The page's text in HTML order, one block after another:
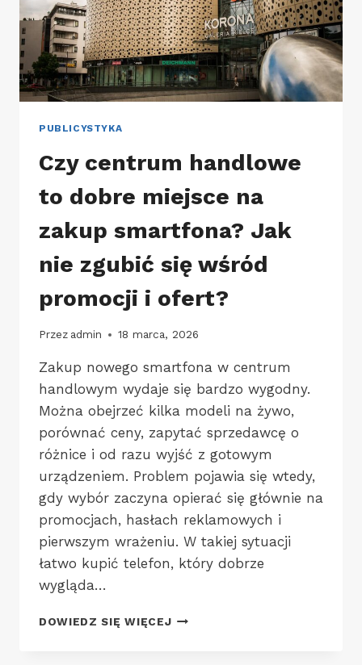
PUBLICYSTYKA
Czy centrum handlowe
to dobre miejsce na
zakup smartfona? Jak
nie zgubić się wśród
promocji i ofert?
Przez admin 18 marca, 2026
Zakup nowego smartfona w centrum
handlowym wydaje się bardzo wygodny.
Można obejrzeć kilka modeli na żywo,
porównać ceny, zapytać sprzedawcę o
różnice i od razu wyjść z gotowym
urządzeniem. Problem pojawia się wtedy,
gdy wybór zaczyna opierać się głównie na
promocjach, hasłach reklamowych i
pierwszym wrażeniu. W takiej sytuacji
łatwo kupić telefon, który dobrze
wygląda…
DOWIEDZ SIĘ WIĘCEJCZY